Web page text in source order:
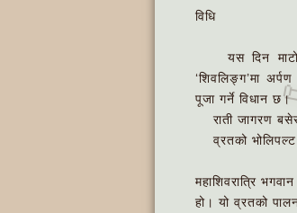
विधि
यस दिन
‘शिवलिङ्ग’मा
पूजा गर्ने विधान छ।
राती जागरण बसेर
व्रतको भोलिपल्ट
महाशिवरात्रि
हो। यो व्रतको